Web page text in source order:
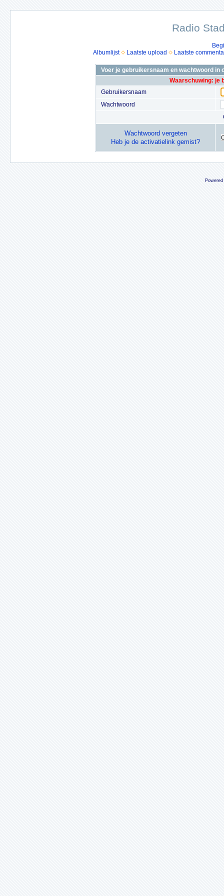
Radio
Albumlijst
Laatste upload Laatste
Voer je gebruikersnaam en wachtwoord in
Waarschuwing: je
Gebruikersnaam
Wachtwoord
Wachtwoord vergeten
Heb je de activatielink gemist?